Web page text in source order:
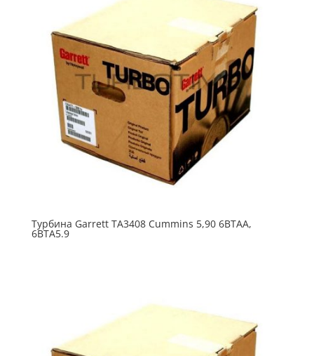
Турбина Garrett TA3408 Cummins 5,90 6BTAA,
6BTA5.9